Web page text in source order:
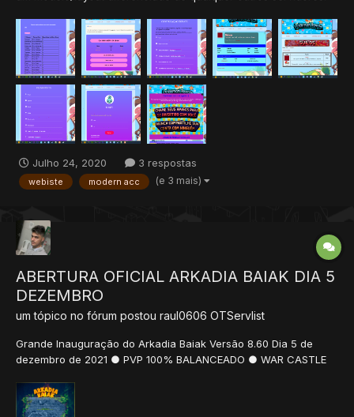
feedback e esse comentário é aparecido na home do site, e só
pode dar 1 feedback por conta! Dou todo o suporte par...
Julho 24, 2020 3 respostas
webiste modern acc (e 3 mais)
ABERTURA OFICIAL ARKADIA BAIAK DIA 5
DEZEMBRO
um tópico no fórum postou raul0606 OTServlist
Grande Inauguração do Arkadia Baiak Versão 8.60 Dia 5 de
dezembro de 2021 ● PVP 100% BALANCEADO ● WAR CASTLE
ÚNICOS E...